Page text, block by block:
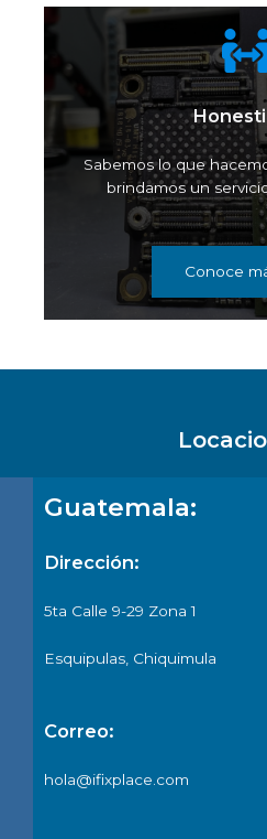
Sabemos lo que
brindamos un
Conoce
Guatemala:
Dirección:
5ta Calle 9-29 Zona 1
Esquipulas, Chiquimula
Correo:
hola@ifixplace.com